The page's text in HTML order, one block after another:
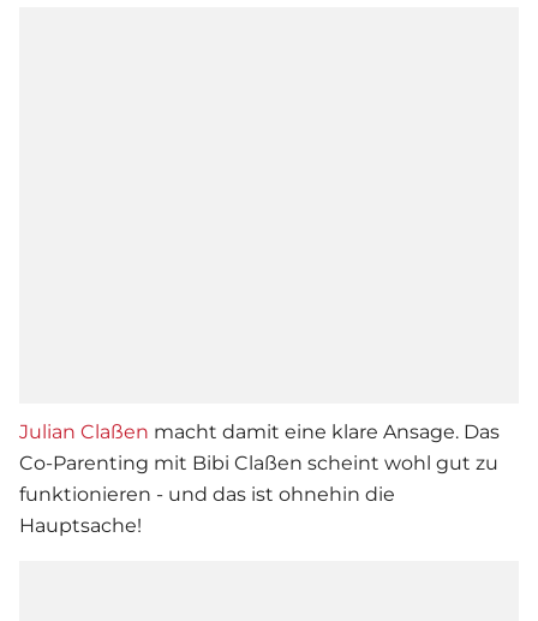
Julian Claßen macht damit eine klare Ansage. Das
Co-Parenting mit Bibi Claßen scheint wohl gut zu
funktionieren - und das ist ohnehin die
Hauptsache!